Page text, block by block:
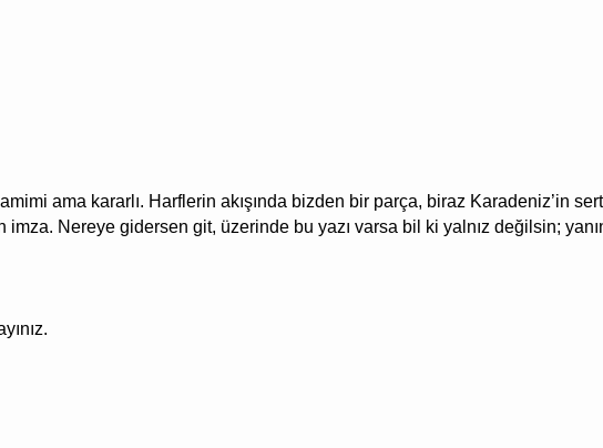
ama kararlı. Harflerin akışında bizden bir parça, biraz Karadeniz’in
Nereye gidersen git, üzerinde bu yazı varsa bil ki yalnız değilsin;